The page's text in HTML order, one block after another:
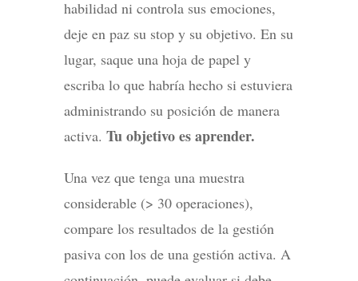
habilidad ni controla sus emociones,
deje en paz su stop y su objetivo. En su
lugar, saque una hoja de papel y
escriba lo que habría hecho si estuviera
administrando su posición de manera
activa. Tu objetivo es aprender.
Una vez que tenga una muestra
considerable (> 30 operaciones),
compare los resultados de la gestión
pasiva con los de una gestión activa. A